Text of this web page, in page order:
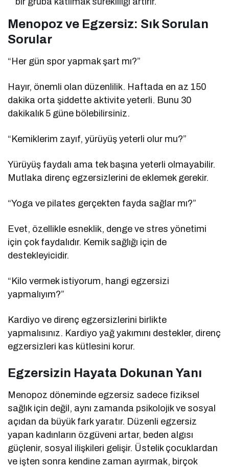
Menopoz ve Egzersiz: Sık Sorulan
Sorular
“Her gün spor yapmak şart mı?”
Hayır, önemli olan düzenlilik. Haftada en az 150
dakika orta şiddette aktivite yeterli. Bunu 30
dakikalık 5 güne bölebilirsiniz.
“Kemiklerim zayıf, yürüyüş yeterli olur mu?”
Yürüyüş faydalı ama tek başına yeterli olmayabilir.
Mutlaka direnç egzersizlerini de eklemek gerekir.
“Yoga ve pilates gerçekten fayda sağlar mı?”
Evet, özellikle esneklik, denge ve stres yönetimi
için çok faydalıdır. Kemik sağlığı için de
destekleyicidir.
“Kilo vermek istiyorum, hangi egzersizi
yapmalıyım?”
Kardiyo ve direnç egzersizlerini birlikte
yapmalısınız. Kardiyo yağ yakımını destekler, direnç
egzersizleri kas kütlesini korur.
Egzersizin Hayata Dokunan Yanı
Menopoz döneminde egzersiz sadece fiziksel
sağlık için değil, aynı zamanda psikolojik ve sosyal
açıdan da büyük fark yaratır. Düzenli egzersiz
yapan kadınların özgüveni artar, beden algısı
güçlenir, sosyal ilişkileri gelişir. Üstelik çocuklardan
ve işten sonra kendine zaman ayırmak, birçok